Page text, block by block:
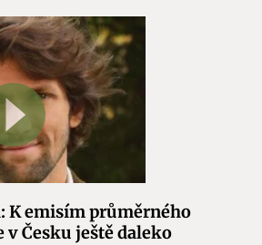
K emisím průměrného
v Česku ještě daleko